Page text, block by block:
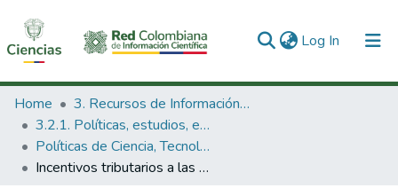
Log In (current)
Communities & Collections
All of DSpace
Statistics
Home
3. Recursos de Información Científica y Tecnológica
3.2.1. Políticas, estudios, evaluaciones e indicadores de CTeI
Políticas de Ciencia, Tecnología e Innovación
Incentivos tributarios a las actividades de Ciencia Y Tecnología